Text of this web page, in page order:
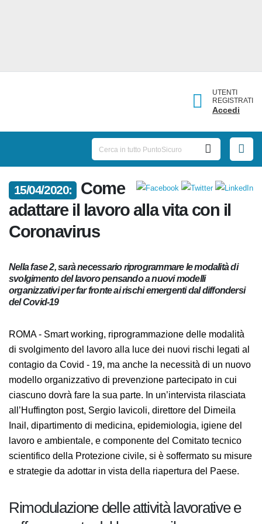
UTENTI
REGISTRATI
Accedi
15/04/2020:
Come
adattare il lavoro alla vita con il
Coronavirus
Nella fase 2, sarà necessario riprogrammare le modalità di
svolgimento del lavoro pensando a nuovi modelli
organizzativi per far fronte ai rischi emergenti dal diffondersi
del Covid-19
ROMA - Smart working, riprogrammazione delle modalità
di svolgimento del lavoro alla luce dei nuovi rischi legati al
contagio da Covid - 19, ma anche la necessità di un nuovo
modello organizzativo di prevenzione partecipato in cui
ciascuno dovrà fare la sua parte. In un’intervista rilasciata
all’Huffington post, Sergio Iavicoli, direttore del Dimeila
Inail, dipartimento di medicina, epidemiologia, igiene del
lavoro e ambientale, e componente del Comitato tecnico
scientifico della Protezione civile, si è soffermato su misure
e strategie da adottar in vista della riapertura del Paese.
Rimodulazione delle attività lavorative e